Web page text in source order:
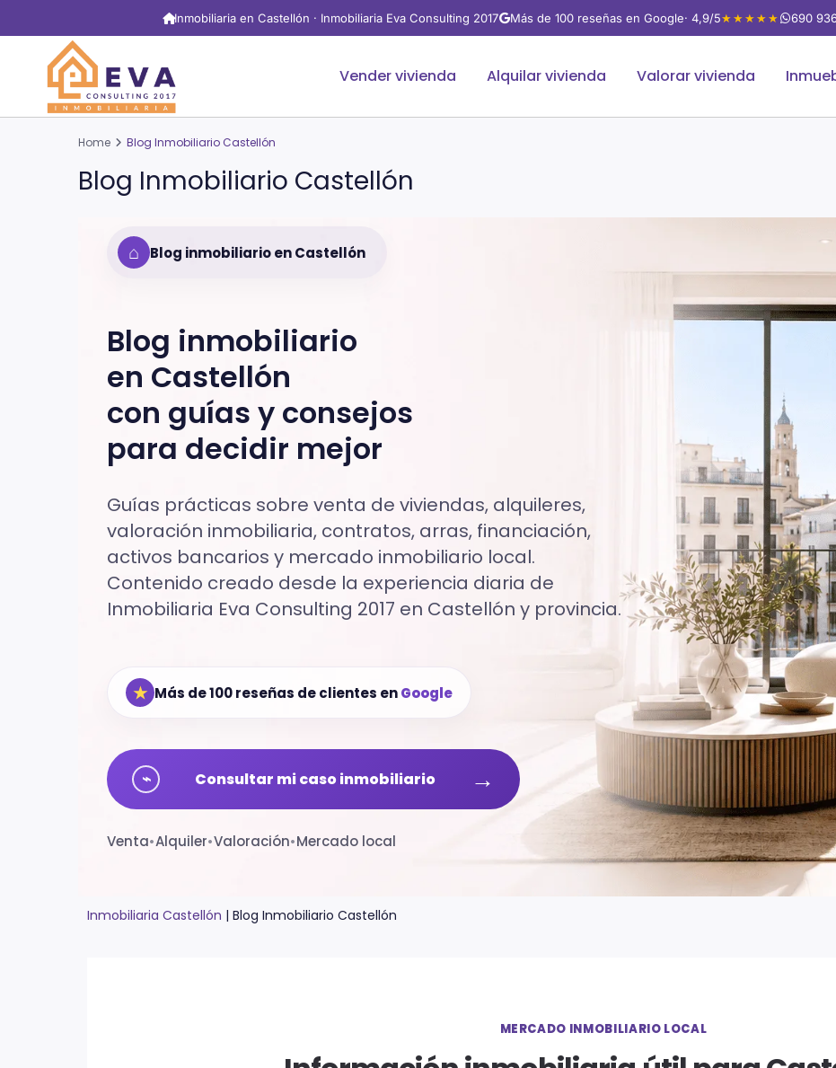
Inmobiliaria en Castellón · Inmobiliaria Eva Consulting 2017 Más de 100 reseñas en Google· 4,9/5★★★★★ 690
Vender vivienda Alquilar vivienda Valorar vivienda
Home Blog Inmobiliario Castellón
Blog Inmobiliario Castellón
⌂ Blog inmobiliario en Castellón
Blog inmobiliario
en Castellón
con guías y consejos
para decidir mejor
Guías prácticas sobre venta de viviendas, alquileres,
valoración inmobiliaria, contratos, arras, financiación,
activos bancarios y mercado inmobiliario local.
Contenido creado desde la experiencia diaria de
Inmobiliaria Eva Consulting 2017 en Castellón y provincia.
★ Más de 100 reseñas de clientes enGoogle
⌁ Consultar mi caso inmobiliario →
Venta•Alquiler•Valoración•Mercado local
Inmobiliaria Castellón | Blog Inmobiliario Castellón
MERCADO INMOBILIARIO LOCAL